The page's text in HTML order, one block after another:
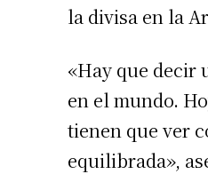
la divisa en la
«Hay que decir
en el mundo.
tienen que ver
equilibrada»,